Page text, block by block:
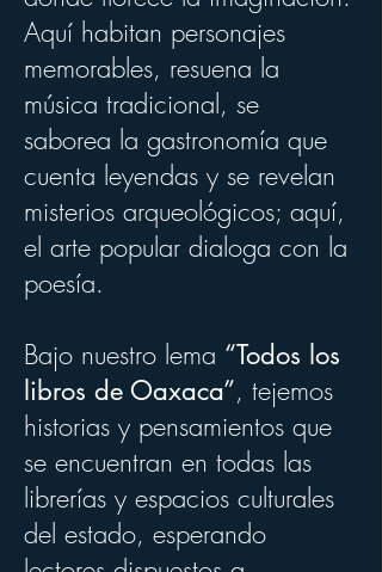
Aquí habitan personajes
memorables, resuena la
música tradicional, se
saborea la gastronomía que
cuenta leyendas y se revelan
misterios arqueológicos; aquí,
el arte popular dialoga con la
poesía.
Bajo nuestro lema “Todos los
libros de Oaxaca”, tejemos
historias y pensamientos que
se encuentran en todas las
librerías y espacios culturales
del estado, esperando